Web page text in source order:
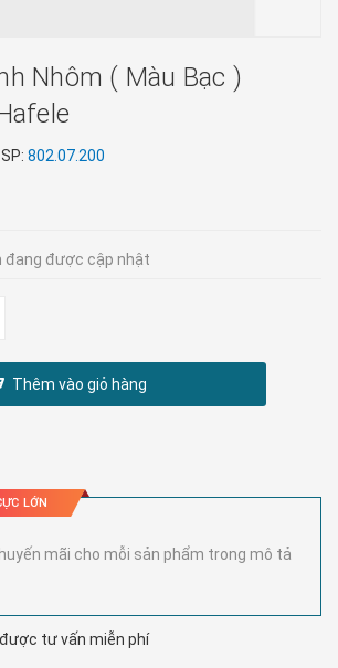
Nhôm ( Màu Bạc )
802.07.200
đang được cập nhật
Thêm vào giỏ hàng
LỚN
mãi cho mỗi sản phẩm trong mô tả
tư vấn miễn phí